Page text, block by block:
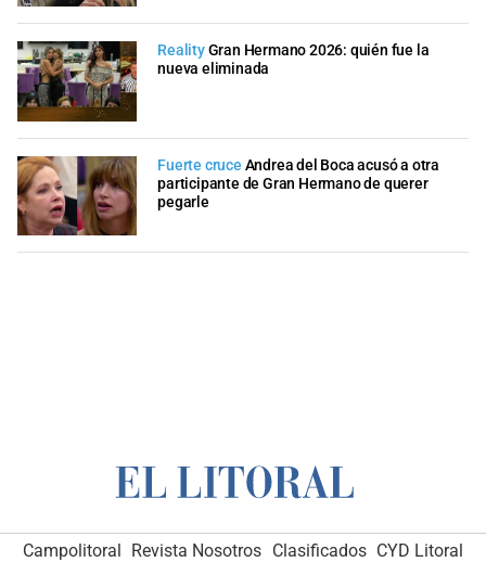
RealityGran Hermano 2026: quién fue la
nueva eliminada
Fuerte cruce Andrea del Boca acusó a otra
participante de Gran Hermano de querer
pegarle
Campolitoral Revista Nosotros Clasificados CYD Litoral